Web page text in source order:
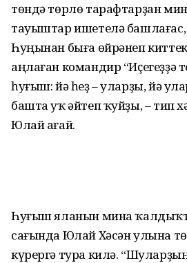
төндә төрлө тарафтарҙан
тауыштар ишетелә
Һуңынан быға өйрәнеп
аңлаған командир “Иҫегеҙҙә
һуғыш: йә һеҙ – уларҙы, йә
башта уҡ әйтеп ҡуйҙы, – тип
Юлай ағай.
Һуғыш яланын мина
сағында Юлай Хәсән улына
күрергә тура килә.